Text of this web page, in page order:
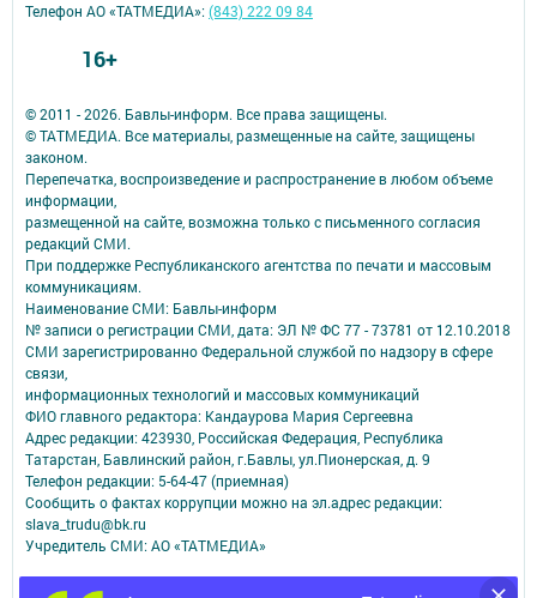
© 2011 - 2026. Бавлы-информ. Все права защищены.
© ТАТМЕДИА. Все материалы, размещенные на сайте, защищены
законом.
Перепечатка, воспроизведение и распространение в любом объеме
информации,
размещенной на сайте, возможна только с письменного согласия
редакций СМИ.
При поддержке Республиканского агентства по печати и массовым
коммуникациям.
Наименование СМИ: Бавлы-информ
№ записи о регистрации СМИ, дата: ЭЛ № ФС 77 - 73781 от 12.10.2018
СМИ зарегистрированно Федеральной службой по надзору в сфере
связи,
информационных технологий и массовых коммуникаций
ФИО главного редактора: Кандаурова Мария Сергеевна
Адрес редакции: 423930, Российская Федерация, Республика
Татарстан, Бавлинский район, г.Бавлы, ул.Пионерская, д. 9
Телефон редакции: 5-64-47 (приемная)
Сообщить о фактах коррупции можно на эл.адрес редакции:
slava_trudu@bk.ru
Учредитель СМИ: АО «ТАТМЕДИА»
Антикоррупционная политика
Телефон АО «ТАТМЕДИА»:(843) 222 09 84
16+